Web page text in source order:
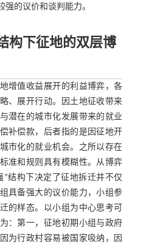
的议价和谈判能力。
构下征地的双层博
增值收益展开的利益博弈，各
、展开行动。因土地征收带来
潜在的城市化发展带来的就业
补偿款，后者指的是因征地开
市化的就业机会。之所以存在
准和规则具有模糊性。从博弈
”结构下决定了征地拆迁并不仅
具备强大的议价能力，小组参
的样态。以小组为中心思考可
：第一，征地初期小组与政府
为行政村容易被国家吸纳，因